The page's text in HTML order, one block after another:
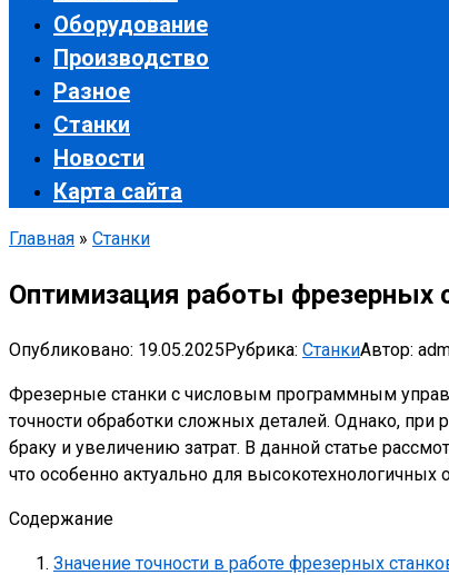
Оборудование
Производство
Разное
Станки
Новости
Карта сайта
Главная » Станки
Оптимизация работы фрезерных
Опубликовано: 19.05.2025Рубрика: СтанкиАвтор:
Фрезерные станки с числовым программным
точности обработки сложных деталей. Однако,
браку и увеличению затрат. В данной статье
что особенно актуально для высокотехнологичных
Содержание
Значение точности в работе фрезерных